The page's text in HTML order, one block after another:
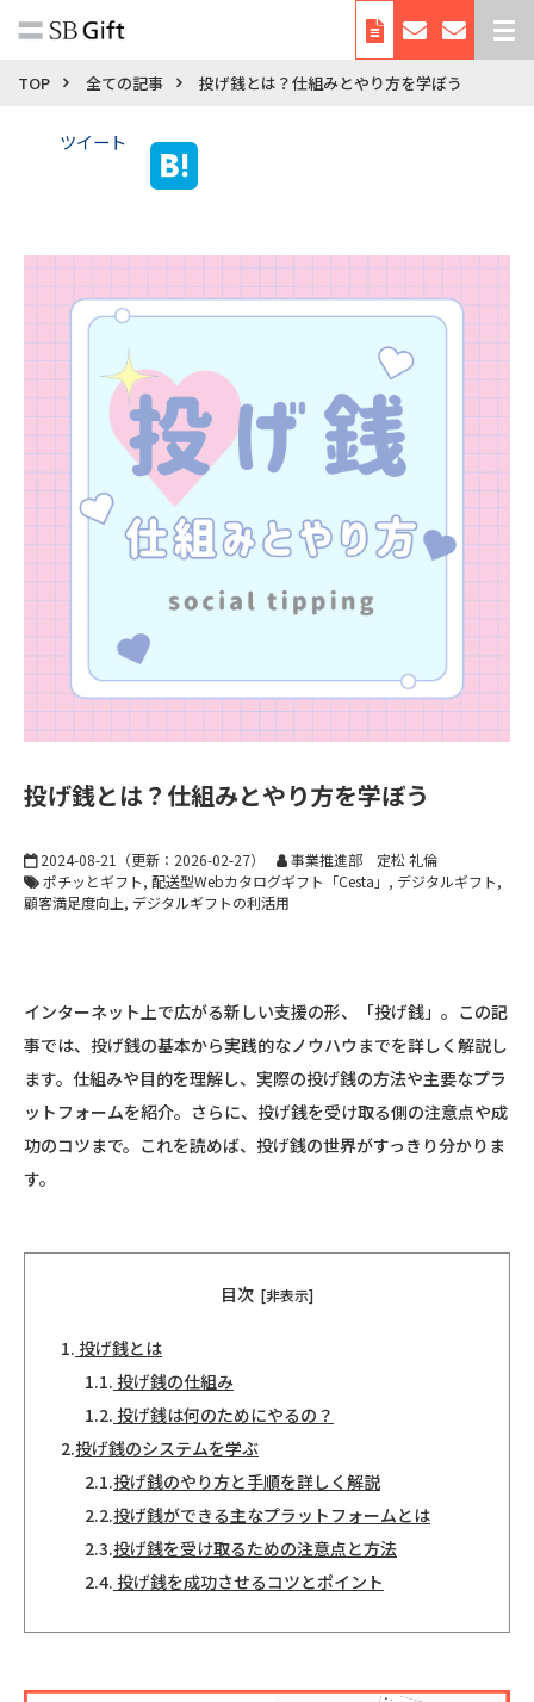
デジタルギフトとは
利用シーン・使い方
お役立ち資料
会社概要
TOP 全ての記事 投げ銭とは？仕組みとやり方を学ぼう
ツイート
投げ銭とは？仕組みとやり方を学ぼう
2024-08-21 （更新： 2026-02-27）
事業推進部 定松 礼倫
ポチッとギフト 配送型Webカタログギフト「Cesta」
デジタルギフト
顧客満足度向上 デジタルギフトの利活用
インターネット上で広がる新しい支援の形、「投げ銭」。この記
事では、投げ銭の基本から実践的なノウハウまでを詳しく解説し
ます。仕組みや目的を理解し、実際の投げ銭の方法や主要なプラ
ットフォームを紹介。さらに、投げ銭を受け取る側の注意点や成
功のコツまで。これを読めば、投げ銭の世界がすっきり分かりま
す。
目次 [非表示]
1. 投げ銭とは
1.1. 投げ銭の仕組み
1.2. 投げ銭は何のためにやるの？
2.投げ銭のシステムを学ぶ
2.1.投げ銭のやり方と手順を詳しく解説
2.2.投げ銭ができる主なプラットフォームとは
2.3.投げ銭を受け取るための注意点と方法
2.4. 投げ銭を成功させるコツとポイント